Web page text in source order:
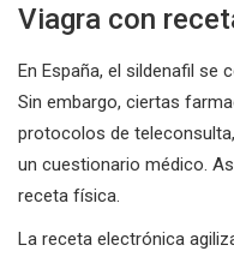
Viagra con
En España, el sildenafil se
Sin embargo, ciertas
protocolos de
un cuestionario médico.
receta física.
La receta electrónica